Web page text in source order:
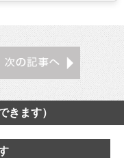
きます）